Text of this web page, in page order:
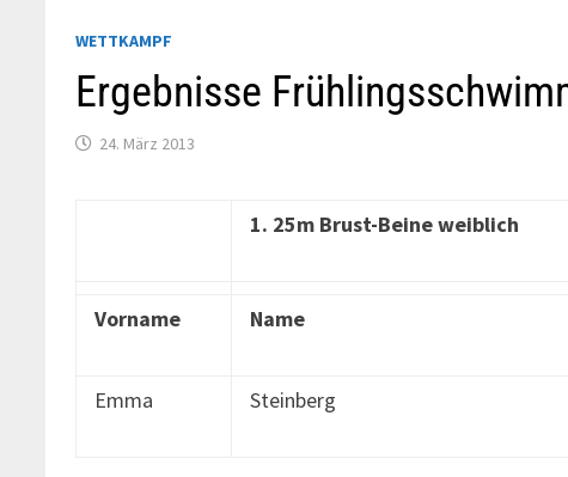
WETTKAMPF
Ergebnisse
24. März 2013
1. 25m Brust-Beine weiblich
Vorname Name
Emma Steinberg